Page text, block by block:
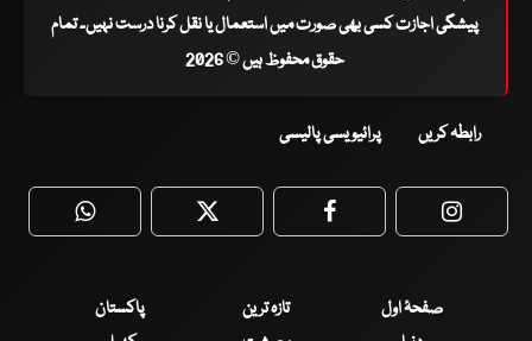
پیشگی اجازت کسی بھی صورت میں استعمال یا نقل کرنا درست نہیں۔ تمام
حقوق محفوظ ہیں © 2026
رابطہ کریں پرائیویسی پالیسی
WhatsApp Twitter Facebook
صفحۂ اول تازہ ترین
پاکستان